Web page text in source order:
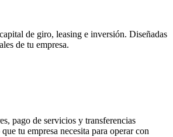
de giro, leasing e inversión. Diseñadas
de tu empresa.
pago de servicios y transferencias
tu empresa necesita para operar con